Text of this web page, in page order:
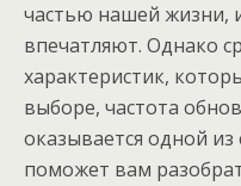
частью нашей жизни,
впечатляют. Однако
характеристик,
выборе, частота
оказывается одной
поможет вам